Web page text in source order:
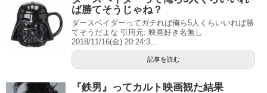
ば勝てそうじゃね？
ダースベイダーってガチれば俺ら5人くらいいれば勝
てそうだよな 引用元: 映画好き名無し
2018/11/16(金) 20:24:3...
記事を読む
『鉄男』ってカルト映画観た結果